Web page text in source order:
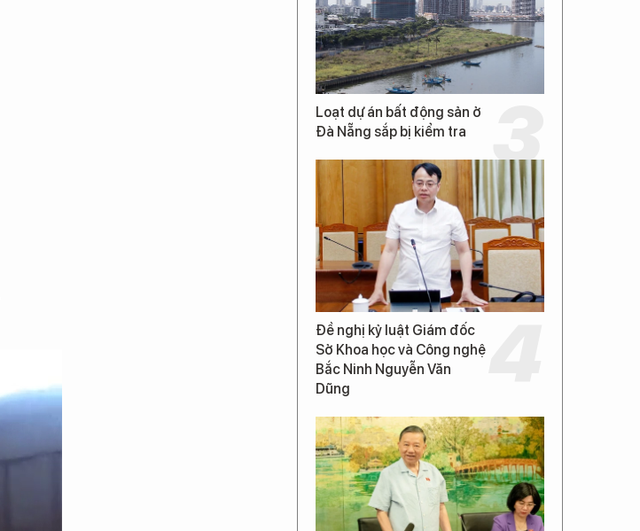
Loạt dự án bất động sản ở
Đà Nẵng sắp bị kiểm tra
Đề nghị kỷ luật Giám đốc
Sở Khoa học và Công nghệ
Bắc Ninh Nguyễn Văn
Dũng